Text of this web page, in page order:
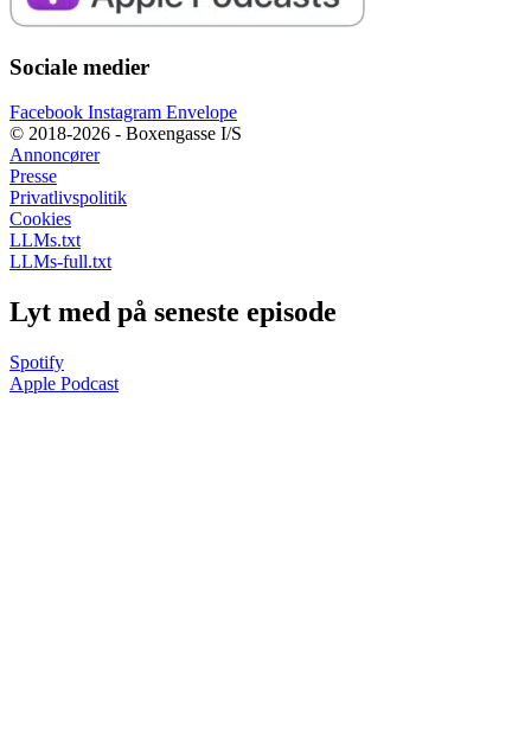
Sociale medier
Facebook Instagram Envelope
© 2018-2026 - Boxengasse I/S
Annoncører
Presse
Privatlivspolitik
Cookies
LLMs.txt
LLMs-full.txt
Lyt med på seneste episode
Spotify
Apple Podcast